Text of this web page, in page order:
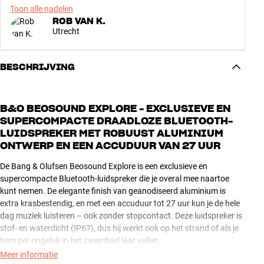
Toon alle nadelen
ROB VAN K.
Utrecht
BESCHRIJVING
B&O BEOSOUND EXPLORE - EXCLUSIEVE EN
SUPERCOMPACTE DRAADLOZE BLUETOOTH-
LUIDSPREKER MET ROBUUST ALUMINIUM
ONTWERP EN EEN ACCUDUUR VAN 27 UUR
De Bang & Olufsen Beosound Explore is een exclusieve en
supercompacte Bluetooth-luidspreker die je overal mee naartoe
kunt nemen. De elegante finish van geanodiseerd aluminium is
extra krasbestendig, en met een accuduur tot 27 uur kun je de hele
dag muziek luisteren – ook zonder stopcontact. Deze luidspreker is
stof- en waterdicht (IP67), dus hij werkt ook op het strand of als je
hem per ongeluk in het zwembad laat vallen.
Meer informatie